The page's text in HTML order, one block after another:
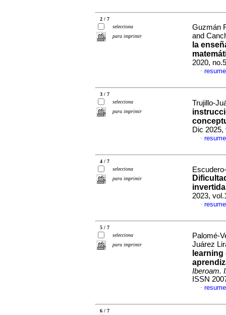
2 / 7
selecciona
para imprimir
Guzmán
and
la
2020,
·
3 / 7
selecciona
para imprimir
Trujillo-
Dic 2025,
·
4 / 7
selecciona
para imprimir
invertida
2023,
·
5 / 7
selecciona
para imprimir
Palomé-
Juárez
Iberoam.
ISSN
·
6 / 7